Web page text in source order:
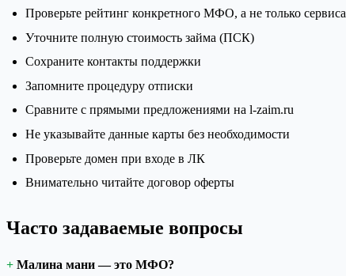
Проверьте рейтинг конкретного МФО, а не только сервиса
Уточните полную стоимость займа (ПСК)
Сохраните контакты поддержки
Запомните процедуру отписки
Сравните с прямыми предложениями на l-zaim.ru
Не указывайте данные карты без необходимости
Проверьте домен при входе в ЛК
Внимательно читайте договор оферты
Часто задаваемые вопросы
Малина мани — это МФО?